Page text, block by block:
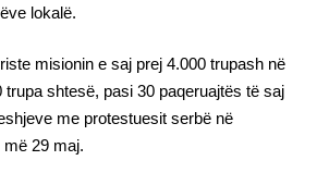
lokalë.
misionin e saj prej 4.000 trupash në
trupa shtesë, pasi 30 paqeruajtës të saj
me protestuesit serbë në
29 maj.